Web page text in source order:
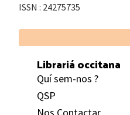
ISSN : 24275735
Footer
Librariá occitana
Quí sem-nos ?
QSP
Nos Contactar